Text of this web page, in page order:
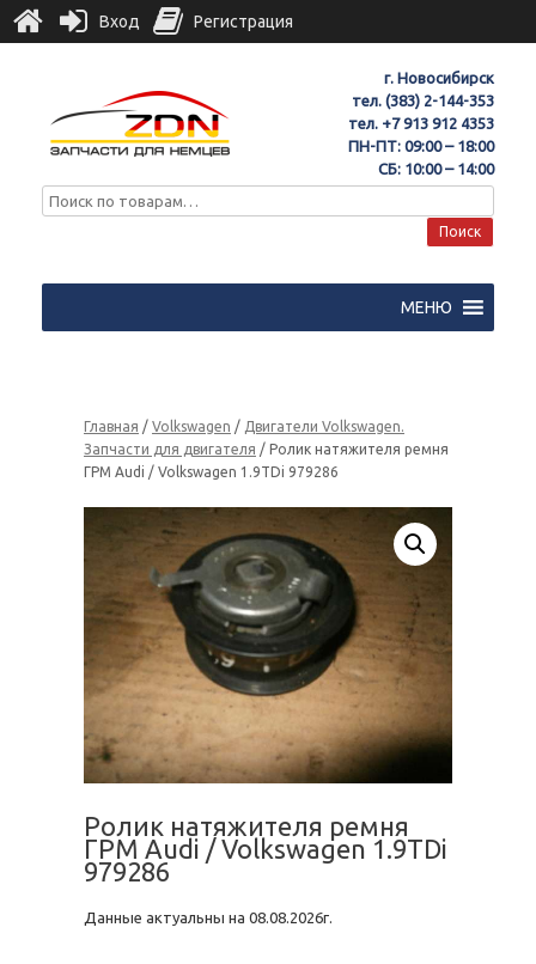
г. Новосибирск
тел. (383) 2-144-353
тел. +7 913 912 4353
ПН-ПТ: 09:00 – 18:00
СБ: 10:00 – 14:00
Поиск
МЕНЮ
Главная / Volkswagen / Двигатели Volkswagen.
Запчасти для двигателя / Ролик натяжителя ремня
ГРМ Audi / Volkswagen 1.9TDi 979286
Ролик натяжителя ремня
ГРМ Audi / Volkswagen 1.9TDi
979286
Данные актуальны на 08.08.2026г.
Вход Регистрация